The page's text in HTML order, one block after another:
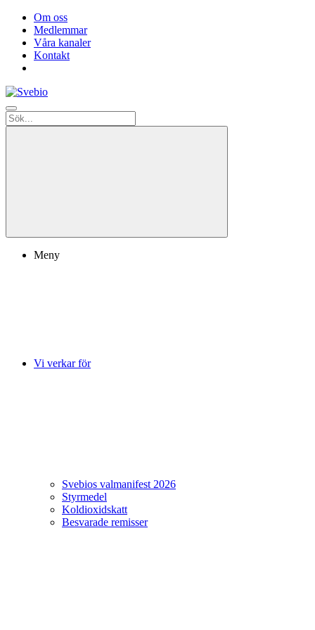
Om oss
Medlemmar
Våra kanaler
Kontakt
Meny
Vi verkar för
Svebios valmanifest 2026
Styrmedel
Koldioxidskatt
Besvarade remisser